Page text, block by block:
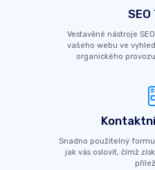
SEO
Vestavěné nástroje
vašeho webu ve
organického
Snadno použitelný
jak vás oslovit, čímž